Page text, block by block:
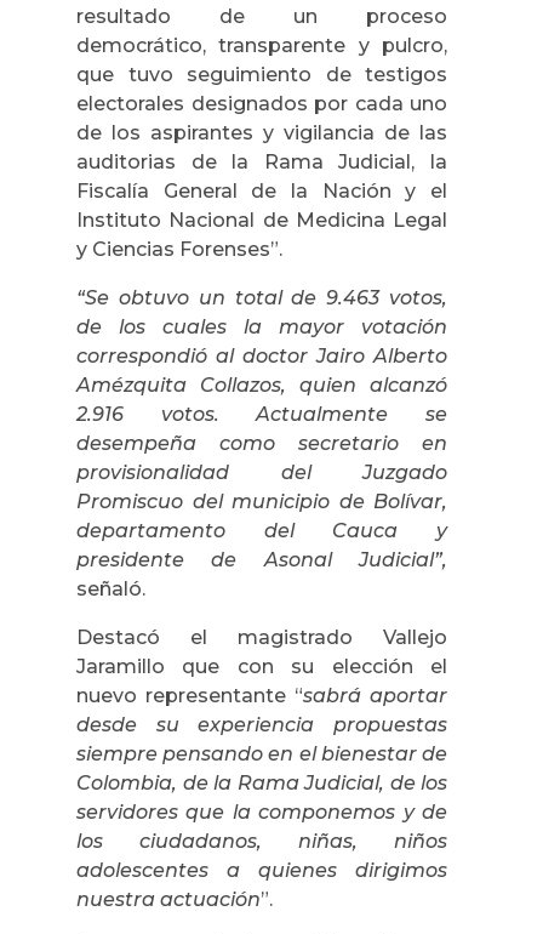
resultado de un proceso
democrático, transparente y pulcro,
que tuvo seguimiento de testigos
electorales designados por cada uno
de los aspirantes y vigilancia de las
auditorias de la Rama Judicial, la
Fiscalía General de la Nación y el
Instituto Nacional de Medicina Legal
y Ciencias Forenses”.
“Se obtuvo un total de 9.463 votos,
de los cuales la mayor votación
correspondió al doctor Jairo Alberto
Amézquita Collazos, quien alcanzó
2.916 votos. Actualmente se
desempeña como secretario en
provisionalidad del Juzgado
Promiscuo del municipio de Bolívar,
departamento del Cauca y
presidente de Asonal Judicial”,
señaló.
Destacó el magistrado Vallejo
Jaramillo que con su elección el
nuevo representante “sabrá aportar
desde su experiencia propuestas
siempre pensando en el bienestar de
Colombia, de la Rama Judicial, de los
servidores que la componemos y de
los ciudadanos, niñas, niños
adolescentes a quienes dirigimos
nuestra actuación”.